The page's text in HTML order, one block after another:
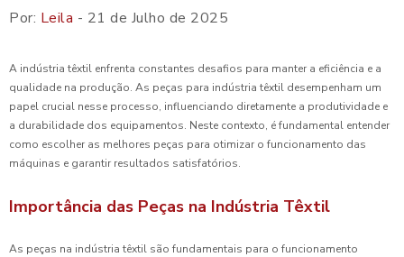
Por: Leila - 21 de Julho de 2025
A indústria têxtil enfrenta constantes desafios para manter a eficiência e a
qualidade na produção. As peças para indústria têxtil desempenham um
papel crucial nesse processo, influenciando diretamente a produtividade e
a durabilidade dos equipamentos. Neste contexto, é fundamental entender
como escolher as melhores peças para otimizar o funcionamento das
máquinas e garantir resultados satisfatórios.
Importância das Peças na Indústria Têxtil
As peças na indústria têxtil são fundamentais para o funcionamento